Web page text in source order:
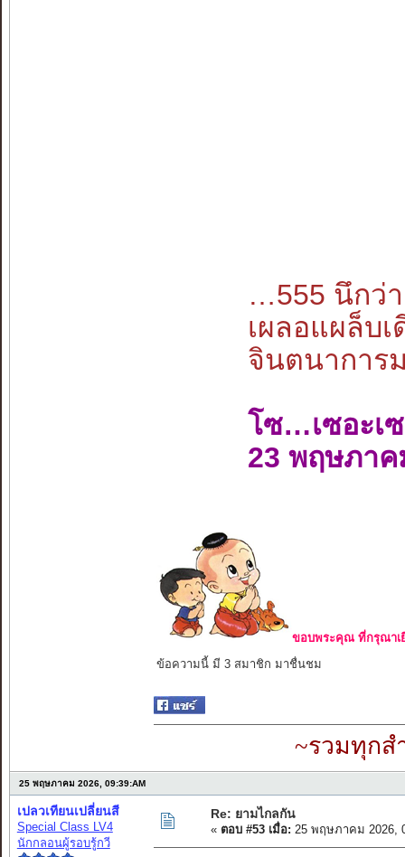
…555 นึกว่
เผลอแผล็บเ
จินตนาการ
โซ…เซอะเ
23 พฤษภาค
ขอบพระคุณ ที่กรุณาเ
ข้อความนี้ มี 3 สมาชิก มาชื่นชม
~รวมทุกส
25 พฤษภาคม 2026, 09:39:AM
เปลวเทียนเปลี่ยนสี
Special Class LV4
นักกลอนผู้รอบรู้กวี
Re: ยามไกลกัน
« ตอบ #53 เมื่อ: 25 พฤษภาคม 2026,